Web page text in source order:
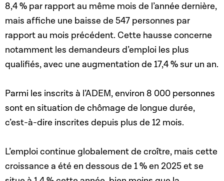
8,4 % par rapport au même mois de l’année dernière,
mais affiche une baisse de 547 personnes par
rapport au mois précédent. Cette hausse concerne
notamment les demandeurs d’emploi les plus
qualifiés, avec une augmentation de 17,4 % sur un an.
Parmi les inscrits à l’ADEM, environ 8 000 personnes
sont en situation de chômage de longue durée,
c’est-à-dire inscrites depuis plus de 12 mois.
L’emploi continue globalement de croître, mais cette
croissance a été en dessous de 1 % en 2025 et se